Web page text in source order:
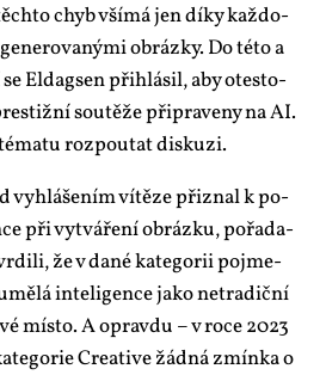
chyb vší­má jen dí­ky kaž­do­
ob­ráz­ky. Do té­to a
El­dag­sen při­hlá­sil, aby otes­to­
sou­tě­že při­pra­ve­ny na AI.
roz­pou­tat dis­ku­zi.
vy­hlá­še­ním ví­tě­ze při­znal k po­
při vy­tvá­ře­ní ob­ráz­ku, po­řa­da­
že v da­né ka­te­go­rii po­jme­
in­te­li­gen­ce ja­ko ne­tra­dič­ní
mís­to. A oprav­du – v ro­ce 2023
Cre­a­ti­ve žád­ná zmín­ka o